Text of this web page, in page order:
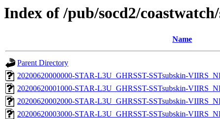
Index of /pub/socd2/
Name
Parent Directory
20200620000000-STAR-L3U_GHRSST-SSTsubskin-
20200620001000-STAR-L3U_GHRSST-SSTsubskin-
20200620002000-STAR-L3U_GHRSST-SSTsubskin-
20200620003000-STAR-L3U_GHRSST-SSTsubskin-